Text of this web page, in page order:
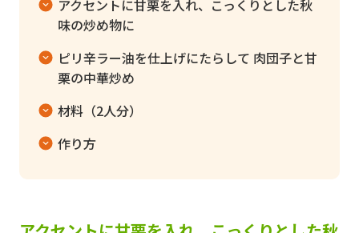
アクセントに甘栗を入れ、こっくりとした秋
味の炒め物に
ピリ辛ラー油を仕上げにたらして 肉団子と甘
栗の中華炒め
材料（2人分）
作り方